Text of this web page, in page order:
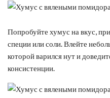
Попробуйте хумус на вкус,
специи или соли. Влейте
которой варился нут и
консистенции.